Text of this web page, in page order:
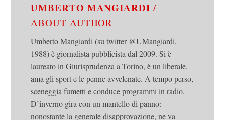
UMBERTO MANGIARDI/
ABOUT AUTHOR
Umberto Mangiardi (su twitter @UMangiardi,
1988) è giornalista pubblicista dal 2009. Si è
laureato in Giurisprudenza a Torino, è un liberale,
ama gli sport e le penne avvelenate. A tempo perso,
sceneggia fumetti e conduce programmi in radio.
D’inverno gira con un mantello di panno:
nonostante la generale disapprovazione, ne va